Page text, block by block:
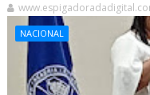
NACIONAL